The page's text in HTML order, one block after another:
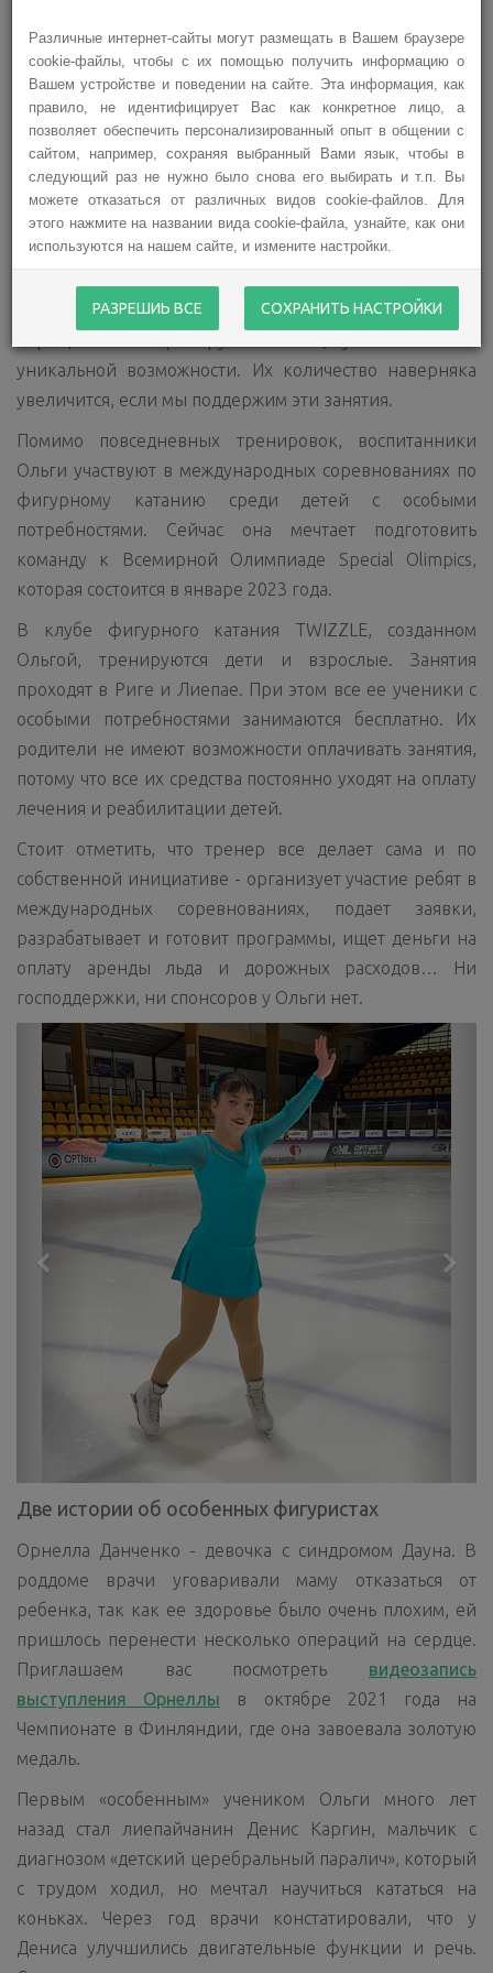
То, что у тяжелобольных детей есть возможность
прийти в спортклуб, надеть коньки и потренироваться
с профессиональным тренером – большая заслуга
лично Ольги. Среди ее учеников – дети с самыми
разными диагнозами - аутизм, церебральный
паралич, синдром Аспергера, поражение головного
мозга, нарушения ментального развития и т.д. Ольга
не делает различий между детьми по диагнозам. Она
их просто любит.
Все больше родителей тяжелобольных детей
уникальной возможности. Их количество наверняка
увеличится, если мы поддержим эти занятия.
Помимо повседневных тренировок, воспитанники
Ольги участвуют в международных соревнованиях по
фигурному катанию среди детей с особыми
потребностями. Сейчас она мечтает подготовить
команду к Всемирной Олимпиаде Special Olimpics,
которая состоится в январе 2023 года.
В клубе фигурного катания TWIZZLE, созданном
Ольгой, тренируются дети и взрослые. Занятия
проходят в Риге и Лиепае. При этом все ее ученики с
особыми потребностями занимаются бесплатно. Их
родители не имеют возможности оплачивать занятия,
потому что все их средства постоянно уходят на оплату
лечения и реабилитации детей.
Стоит отметить, что тренер все делает сама и по
собственной инициативе - организует участие ребят в
международных соревнованиях, подает заявки,
разрабатывает и готовит программы, ищет деньги на
оплату аренды льда и дорожных расходов… Ни
господдержки, ни спонсоров у Ольги нет.
Две истории об особенных фигуристах
Орнелла Данченко - девочка с синдромом Дауна. В
роддоме врачи уговаривали маму отказаться от
ребенка, так как ее здоровье было очень плохим, ей
пришлось перенести несколько операций на сердце.
Приглашаем вас посмотреть видеозапись
выступления Орнеллы в октябре 2021 года на
Чемпионате в Финляндии, где она завоевала золотую
медаль.
Первым «особенным» учеником Ольги много лет
назад стал лиепайчанин Денис Каргин, мальчик с
диагнозом «детский церебральный паралич», который
с трудом ходил, но мечтал научиться кататься на
коньках. Через год врачи констатировали, что у
Дениса улучшились двигательные функции и речь.
Различные интернет-сайты могут размещать в Вашем браузере
cookie-файлы, чтобы с их помощью получить информацию о
Вашем устройстве и поведении на сайте. Эта информация, как
правило, не идентифицирует Вас как конкретное лицо, а
позволяет обеспечить персонализированный опыт в общении с
сайтом, например, сохраняя выбранный Вами язык, чтобы в
следующий раз не нужно было снова его выбирать и т.п. Вы
можете отказаться от различных видов cookie-файлов. Для
этого нажмите на названии вида cookie-файла, узнайте, как они
используются на нашем сайте, и измените настройки.
РАЗРЕШИЬ ВСЕ СОХРАНИТЬ НАСТРОЙКИ